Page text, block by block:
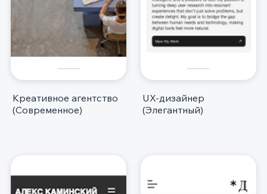
Креативное агентство
(Современное)
UX-дизайнер
(Элегантный)